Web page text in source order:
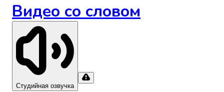
Видео со словом
Студийная озвучка